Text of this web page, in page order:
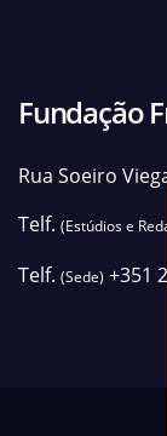
Fundação
Rua Soeiro
Telf. (Estúdios e
Telf. (Sede) +351